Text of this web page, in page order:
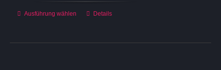
Ausführung wählen
Dieses
mehrere
Details